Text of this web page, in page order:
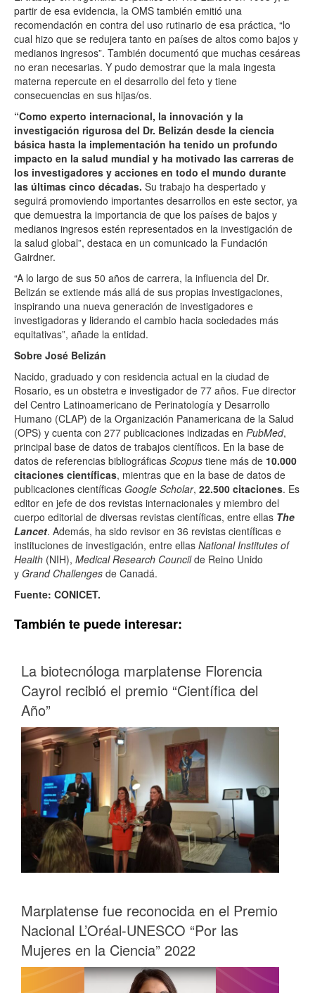
partir de esa evidencia, la OMS también emitió una
recomendación en contra del uso rutinario de esa práctica, “lo
cual hizo que se redujera tanto en países de altos como bajos y
medianos ingresos”. También documentó que muchas cesáreas
no eran necesarias. Y pudo demostrar que la mala ingesta
materna repercute en el desarrollo del feto y tiene
consecuencias en sus hijas/os.
“Como experto internacional, la innovación y la
investigación rigurosa del Dr. Belizán desde la ciencia
básica hasta la implementación ha tenido un profundo
impacto en la salud mundial y ha motivado las carreras de
los investigadores y acciones en todo el mundo durante
las últimas cinco décadas. Su trabajo ha despertado y
seguirá promoviendo importantes desarrollos en este sector, ya
que demuestra la importancia de que los países de bajos y
medianos ingresos estén representados en la investigación de
la salud global”, destaca en un comunicado la Fundación
Gairdner.
“A lo largo de sus 50 años de carrera, la influencia del Dr.
Belizán se extiende más allá de sus propias investigaciones,
inspirando una nueva generación de investigadores e
investigadoras y liderando el cambio hacia sociedades más
equitativas”, añade la entidad.
Sobre José Belizán
Nacido, graduado y con residencia actual en la ciudad de
Rosario, es un obstetra e investigador de 77 años. Fue director
del Centro Latinoamericano de Perinatología y Desarrollo
Humano (CLAP) de la Organización Panamericana de la Salud
(OPS) y cuenta con 277 publicaciones indizadas en PubMed,
principal base de datos de trabajos científicos. En la base de
datos de referencias bibliográficas Scopus tiene más de 10.000
citaciones científicas, mientras que en la base de datos de
publicaciones científicas Google Scholar, 22.500 citaciones. Es
editor en jefe de dos revistas internacionales y miembro del
cuerpo editorial de diversas revistas científicas, entre ellas The
Lancet. Además, ha sido revisor en 36 revistas científicas e
instituciones de investigación, entre ellas National Institutes of
Health (NIH), Medical Research Councilde Reino Unido
y Grand Challenges de Canadá.
Fuente: CONICET.
También te puede interesar:
La biotecnóloga marplatense Florencia
Cayrol recibió el premio “Científica del
Año”
Marplatense fue reconocida en el Premio
Nacional L’Oréal-UNESCO “Por las
Mujeres en la Ciencia” 2022